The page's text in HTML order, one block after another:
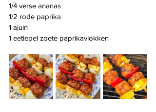
1/4 verse ananas
1/2 rode paprika
1 ajuin
1 eetlepel zoete paprikavlokken